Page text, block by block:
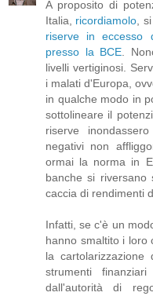
A proposito di
Italia, ricordiamolo ,
riserve in eccesso
presso la BCE .
livelli vertiginosi.
i malati d'Europa,
in qualche modo in
sottolineare il
riserve
negativi non
ormai la norma in
banche si
caccia di rendimenti
Infatti, se c'è un
hanno smaltito i loro
la
strumenti
dall'autorità di